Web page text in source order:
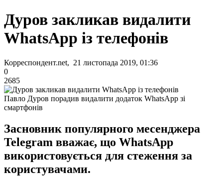
Дуров закликав видалити
WhatsApp із телефонів
Корреспондент.net, 21 листопада 2019, 01:36
0
2685
Павло Дуров порадив видалити додаток WhatsApp зі
смартфонів
Засновник популярного месенджера
Telegram вважає, що WhatsApp
використовується для стеження за
користувачами.